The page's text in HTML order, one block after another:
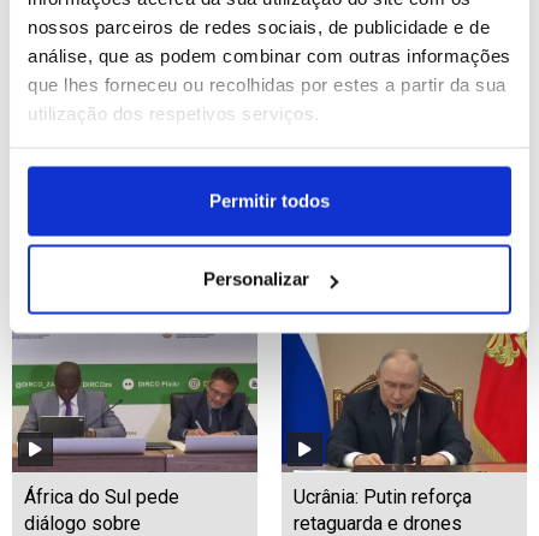
nossos parceiros de redes sociais, de publicidade e de
análise, que as podem combinar com outras informações
que lhes forneceu ou recolhidas por estes a partir da sua
utilização dos respetivos serviços.
Permitir todos
Personalizar
casa com mesmo peso
decisório na primeira mão
pessoas esfaqueadas
em Londres e suspeita
África do Sul pede
diálogo sobre
Ucrânia: Putin reforça
retaguarda e drones